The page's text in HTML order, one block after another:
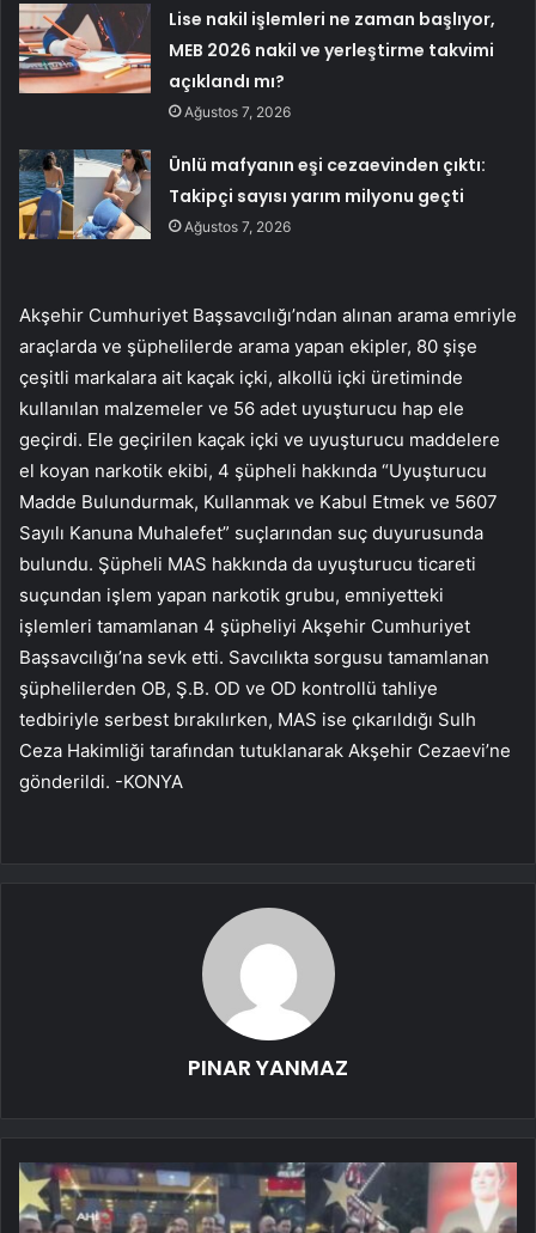
Lise nakil işlemleri ne zaman başlıyor,
MEB 2026 nakil ve yerleştirme takvimi
açıklandı mı?
Ağustos 7, 2026
Ünlü mafyanın eşi cezaevinden çıktı:
Takipçi sayısı yarım milyonu geçti
Ağustos 7, 2026
Akşehir Cumhuriyet Başsavcılığı’ndan alınan arama emriyle
araçlarda ve şüphelilerde arama yapan ekipler, 80 şişe
çeşitli markalara ait kaçak içki, alkollü içki üretiminde
kullanılan malzemeler ve 56 adet uyuşturucu hap ele
geçirdi. Ele geçirilen kaçak içki ve uyuşturucu maddelere
el koyan narkotik ekibi, 4 şüpheli hakkında “Uyuşturucu
Madde Bulundurmak, Kullanmak ve Kabul Etmek ve 5607
Sayılı Kanuna Muhalefet” suçlarından suç duyurusunda
bulundu. Şüpheli MAS hakkında da uyuşturucu ticareti
suçundan işlem yapan narkotik grubu, emniyetteki
işlemleri tamamlanan 4 şüpheliyi Akşehir Cumhuriyet
Başsavcılığı’na sevk etti. Savcılıkta sorgusu tamamlanan
şüphelilerden OB, Ş.B. OD ve OD kontrollü tahliye
tedbiriyle serbest bırakılırken, MAS ise çıkarıldığı Sulh
Ceza Hakimliği tarafından tutuklanarak Akşehir Cezaevi’ne
gönderildi. -KONYA
PINAR YANMAZ